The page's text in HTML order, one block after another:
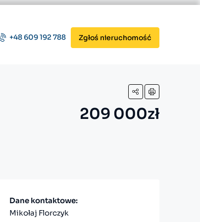
+48 609 192 788 Zgłoś nieruchomość
209 000zł
Dane kontaktowe:
Mikołaj Florczyk